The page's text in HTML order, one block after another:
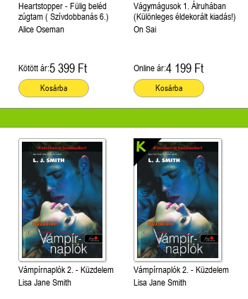
Heartstopper - Fülig beléd
zúgtam ( Szívdobbanás 6.)
Alice Oseman
Kötött ár:5 399 Ft
Kosárba
Vágymágusok 1. Álruhában
(Különleges éldekorált kiadás!)
On Sai
Online ár:4 199 Ft
Kosárba
Vámpírnaplók 2. - Küzdelem
Lisa Jane Smith
Vámpírnaplók 2. - Küzdelem
Lisa Jane Smith